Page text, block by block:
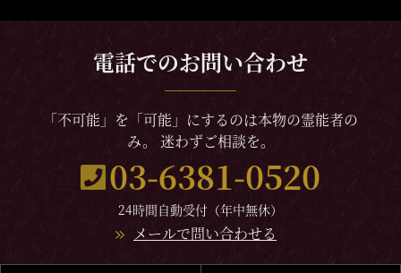
電話でのお問い合わせ
「不可能」を「可能」にするのは本物の霊能者の
み。 迷わずご相談を。
03-6381-0520
24時間自動受付（年中無休）
メールで問い合わせる